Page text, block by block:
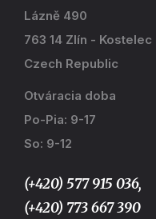
Lázně 490
763 14 Zlín - Kostelec
Czech Republic
Otváracia doba
Po-Pia: 9-17
So: 9-12
(+420) 577 915 036,
(+420) 773 667 390